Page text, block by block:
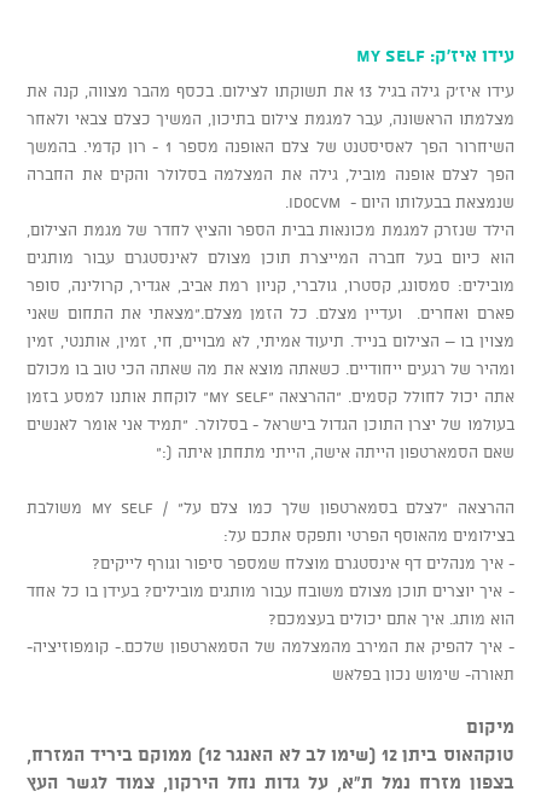
עידו איז'ק: My Self
עידו איז'ק גילה בגיל 13 את תשוקתו לצילום. בכסף מהבר מצווה, קנה את
מצלמתו הראשונה, עבר למגמת צילום בתיכון, המשיך כצלם צבאי ולאחר
השיחרור הפך לאסיסטנט של צלם האופנה מספר 1 - רון קדמי. בהמשך
הפך לצלם אופנה מוביל, גילה את המצלמה בסלולר והקים את החברה
שנמצאת בבעלותו היום - IDOCVM.
הילד שנזרק למגמת מכונאות בבית הספר והציץ לחדר של מגמת הצילום,
הוא כיום בעל חברה המייצרת תוכן מצולם לאינסטגרם עבור מותגים
מובילים: סמסונג, קסטרו, גולברי, קניון רמת אביב, אגדיר, קרולינה, סופר
פארם ואחרים. ועדיין מצלם. כל הזמן מצלם."מצאתי את התחום שאני
מצוין בו – הצילום בנייד. תיעוד אמיתי, לא מבויים, חי, זמין, אותנטי, זמין
ומהיר של רגעים ייחודיים. כשאתה מוצא את מה שאתה הכי טוב בו מכולם
אתה יכול לחולל קסמים. "ההרצאה "My Self" לוקחת אותנו למסע בזמן
בעולמו של יצרן התוכן הגדול בישראל - בסלולר. "תמיד אני אומר לאנשים
שאם הסמארטפון הייתה אישה, הייתי מתחתן איתה (:"
ההרצאה "לצלם בסמארטפון שלך כמו צלם על" / My Self משולבת
בצילומים מהאוסף הפרטי ותפקס אתכם על:
- איך מנהלים דף אינסטגרם מוצלח שמספר סיפור וגורף לייקים?
- איך יוצרים תוכן מצולם משובח עבור מותגים מובילים? בעידן בו כל אחד
הוא מותג. איך אתם יכולים בעצמכם?
- איך להפיק את המירב מהמצלמה של הסמארטפון שלכם.- קומפוזיציה-
תאורה- שימוש נכון בפלאש
מיקום
טוקהאוס ביתן 12 (שימו לב לא האנגר 12) ממוקם ביריד המזרח,
בצפון מזרח נמל ת"א, על גדות נחל הירקון, צמוד לגשר העץ